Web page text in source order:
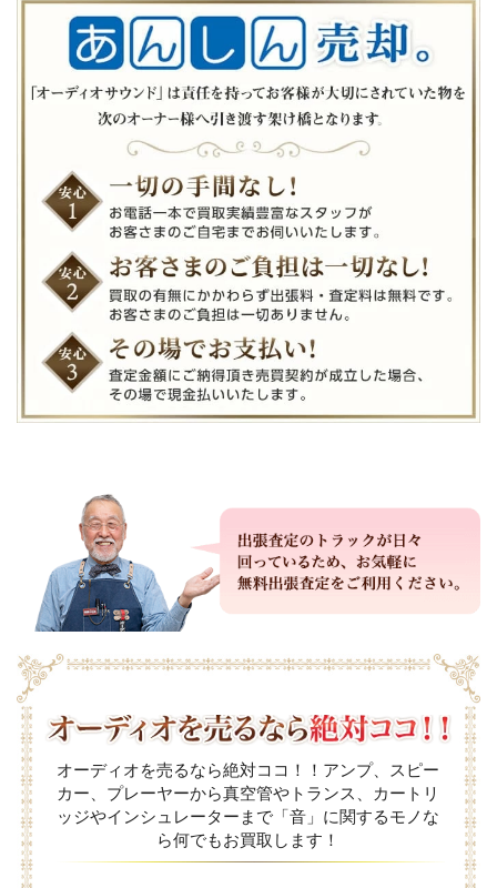
オーディオを売るなら絶対ココ！！アンプ、スピー
カー、プレーヤーから真空管やトランス、カートリ
ッジやインシュレーターまで「音」に関するモノな
ら何でもお買取します！